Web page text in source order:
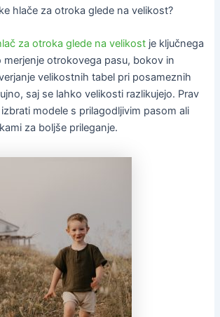
hlače za otroka glede na velikost?
za otroka glede na velikost je ključnega
merjenje otrokovega pasu, bokov in
velikostnih tabel pri posameznih
saj se lahko velikosti razlikujejo. Prav
modele s prilagodljivim pasom ali
za boljše prileganje.